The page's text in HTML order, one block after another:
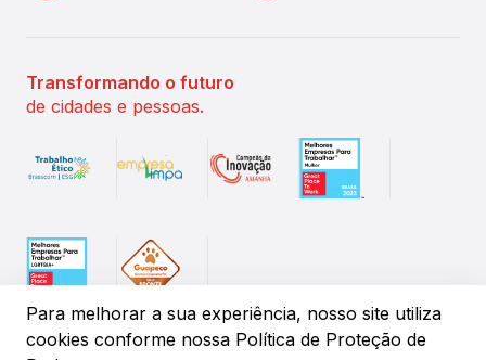
Para melhorar a sua experiência, nosso site utiliza
cookies conforme nossa Política de Proteção de
Transformando o futuro
de cidades e pessoas.